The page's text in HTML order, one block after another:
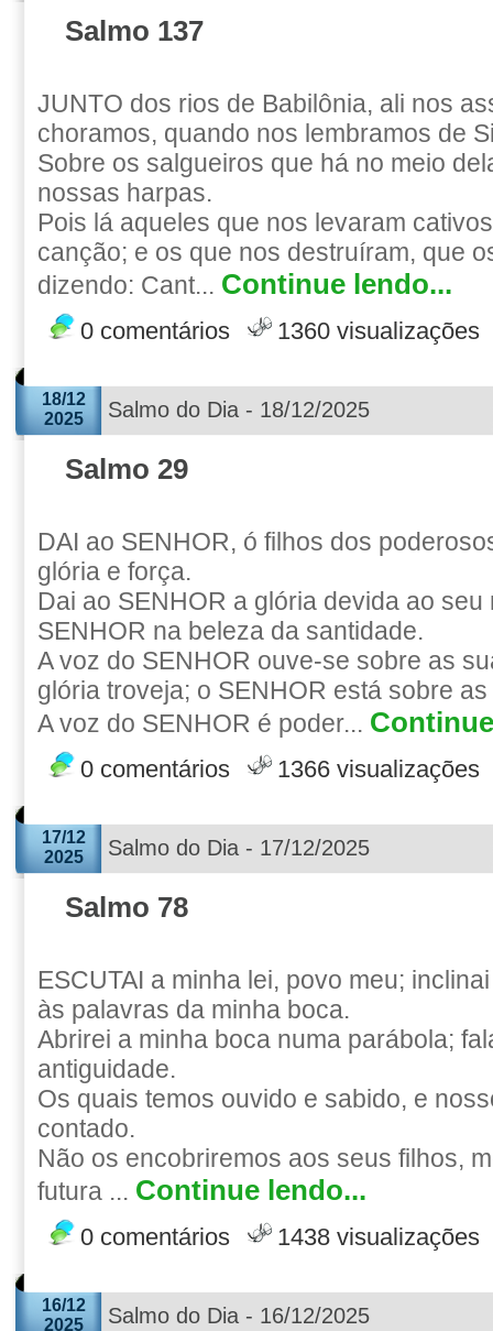
Salmo 137
JUNTO dos rios de Babilônia, ali nos
choramos, quando nos lembramos de
Sobre os salgueiros que há no meio
nossas harpas.
Pois lá aqueles que nos levaram
canção; e os que nos destruíram, que
dizendo: Cant... Continue lendo...
0 comentários 1360 visualizações
18/12
2025
Salmo do Dia - 18/12/2025
Salmo 29
DAI ao SENHOR, ó filhos dos
glória e força.
Dai ao SENHOR a glória devida ao seu
SENHOR na beleza da santidade.
A voz do SENHOR ouve-se sobre as
glória troveja; o SENHOR está sobre
A voz do SENHOR é poder...
0 comentários 1366 visualizações
17/12
2025
Salmo do Dia - 17/12/2025
Salmo 78
ESCUTAI a minha lei, povo meu;
às palavras da minha boca.
Abrirei a minha boca numa parábola;
antiguidade.
Os quais temos ouvido e sabido, e
contado.
Não os encobriremos aos seus filhos,
futura ... Continue lendo...
0 comentários 1438 visualizações
16/12
2025
Salmo do Dia - 16/12/2025